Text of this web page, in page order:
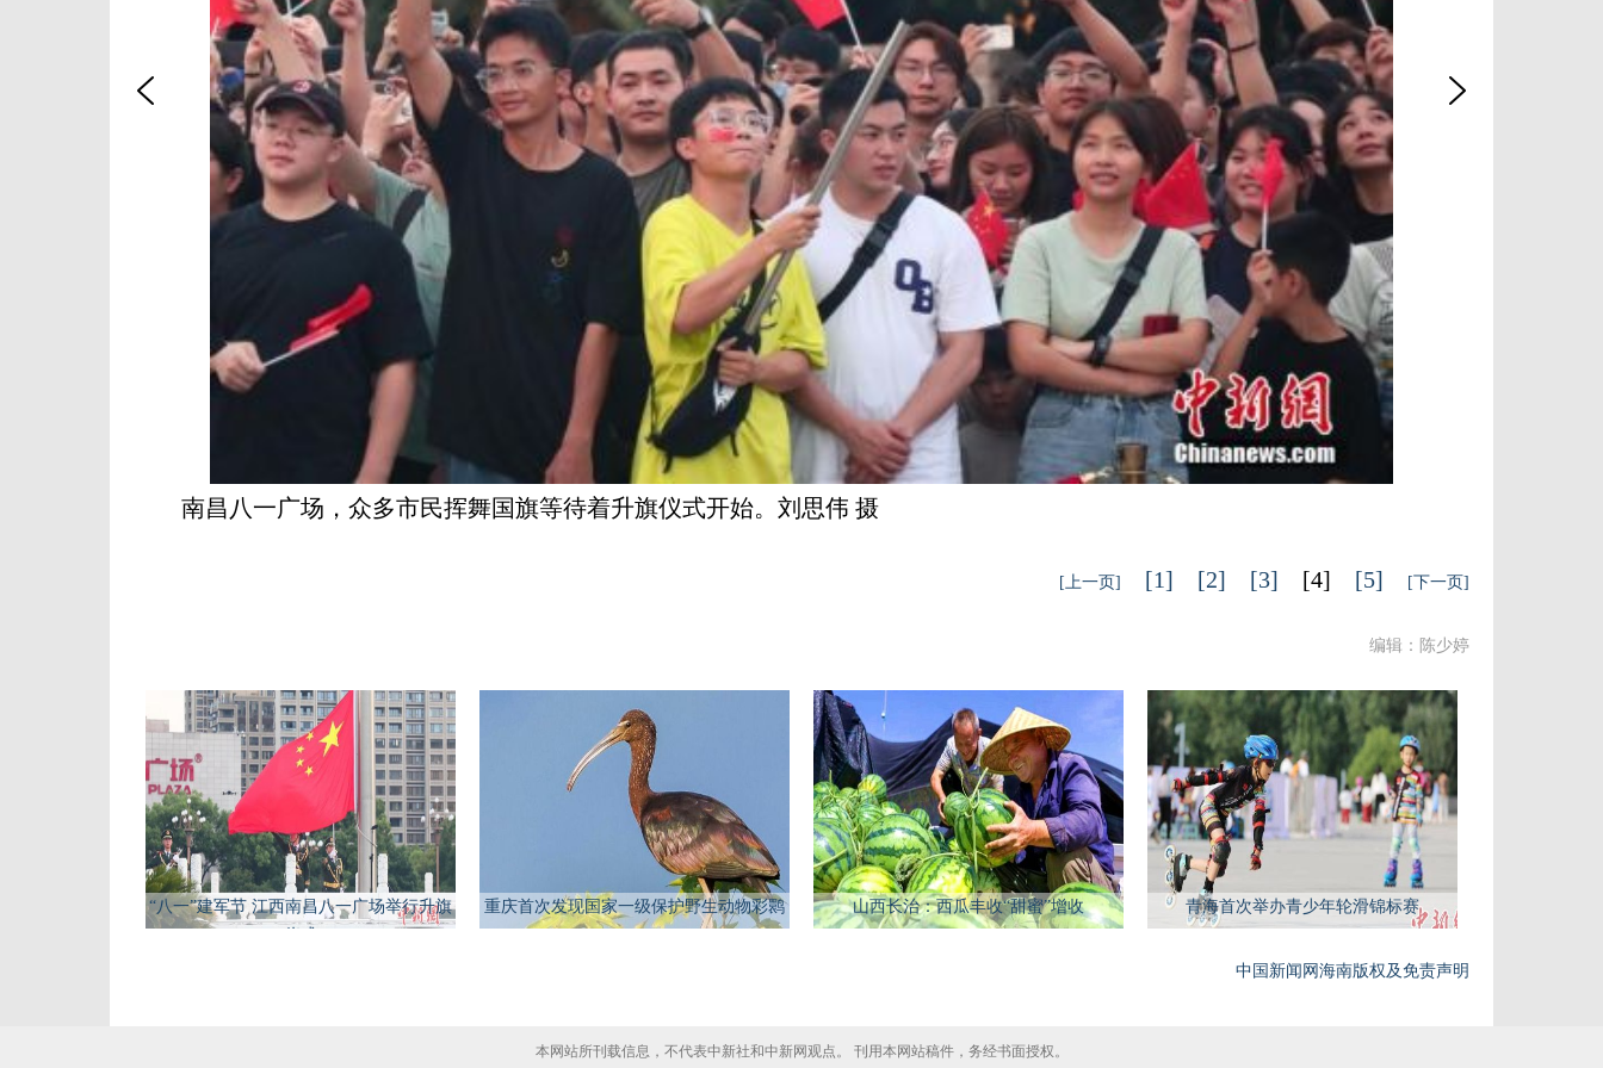
南昌八一广场，众多市民挥舞国旗等待着升旗仪式开始。刘思伟 摄
[上一页] [1] [2] [3] [4] [5] [下一页]
编辑：陈少婷
“八一”建军节 江西南昌八一广场举行升旗
重庆首次发现国家一级保护野生动物彩鹮 山西长治：西瓜丰收“甜蜜”增收 青海首次举办青少年轮滑锦标赛
中国新闻网海南版权及免责声明
本网站所刊载信息，不代表中新社和中新网观点。 刊用本网站稿件，务经书面授权。